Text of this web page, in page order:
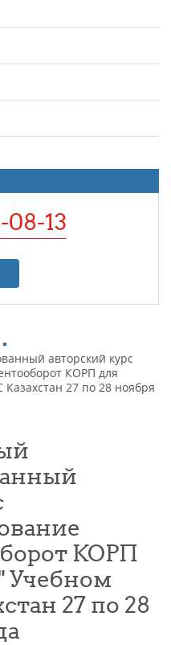
08-13
авторский курс
КОРП для
27 по 28 ноября
КОРП
Учебном
27 по 28